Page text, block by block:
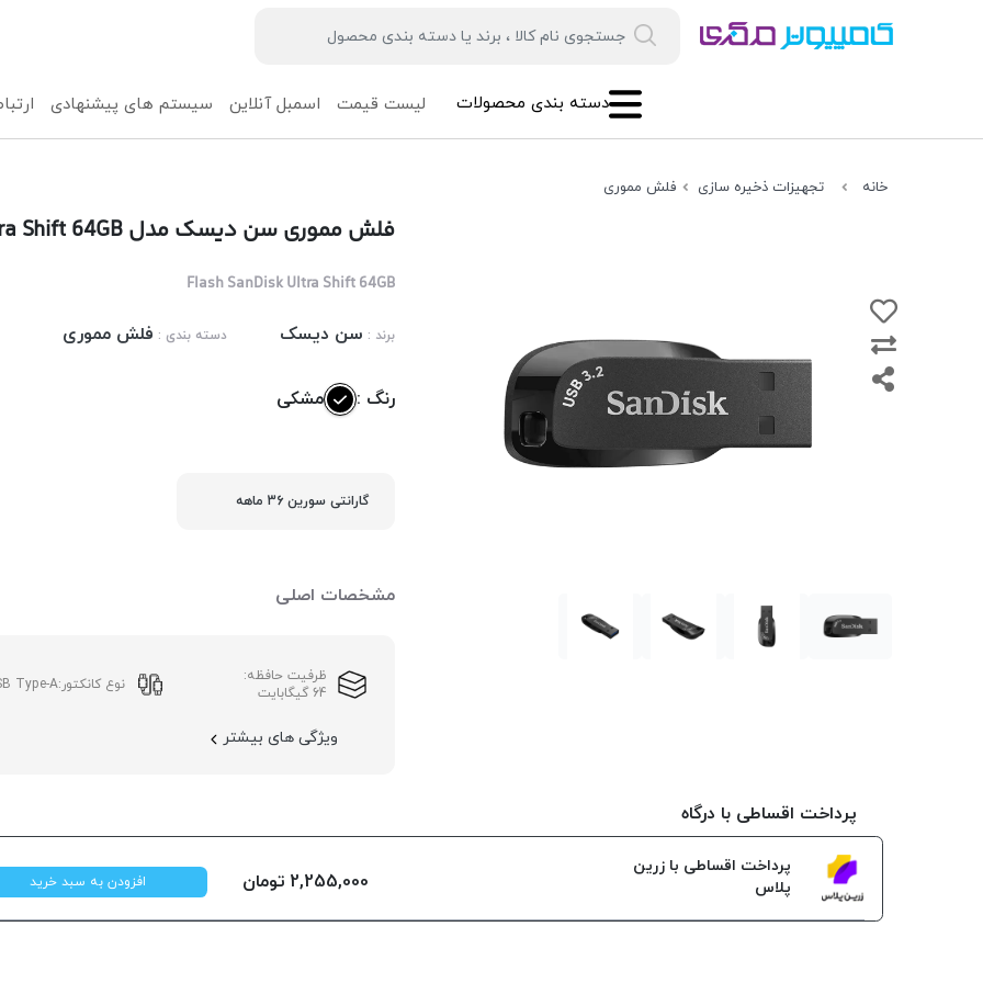
لیست قیمت اسمبل آنلاین سیستم های پیشنهادی دسته بندی محصولات
خانه تجهیزات ذخیره سازی فلش مموری
فلش مموری سن دیسک مدل SanDisk Ultra Shift 64GB
Flash SanDisk Ultra Shift 64GB
برند : سن دیسک دسته بندی : فلش مموری
رنگ : مشکی
گارانتی سورین 36 ماهه
مشخصات اصلی
ظرفیت حافظه:
64 گیگابایت
نوع کانکتور:Type-A
ویژگی های بیشتر
پرداخت اقساطی با درگاه
پرداخت اقساطی با زرین
پلاس
2,255,000 تومان افزودن به سبد خرید